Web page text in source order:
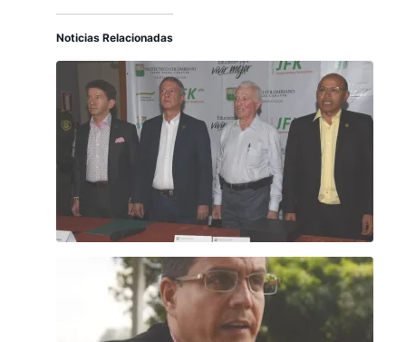
Noticias Relacionadas